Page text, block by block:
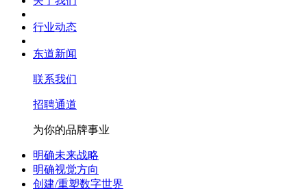
行业动态
东道新闻
联系我们
招聘通道
为你的品牌事业
明确未来战略
明确视觉方向
创建/重塑数字世界